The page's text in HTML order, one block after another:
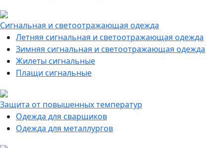
Сигнальная и светоотражающая одежда
Летняя сигнальная и светоотражающая одежда
Зимняя сигнальная и светоотражающая одежда
Жилеты сигнальные
Плащи сигнальные
Защита от повышенных температур
Одежда для сварщиков
Одежда для металлургов